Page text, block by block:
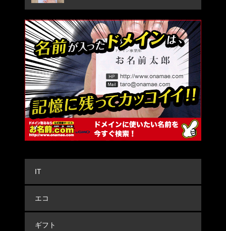
IT
エコ
ギフト